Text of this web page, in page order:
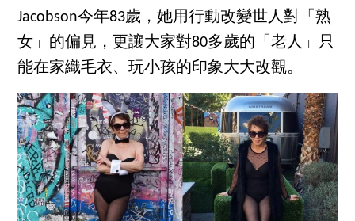
Jacobson今年83歲，她用行動改變世人對「熟
女」的偏見，更讓大家對80多歲的「老人」只
能在家織毛衣、玩小孩的印象大大改觀。